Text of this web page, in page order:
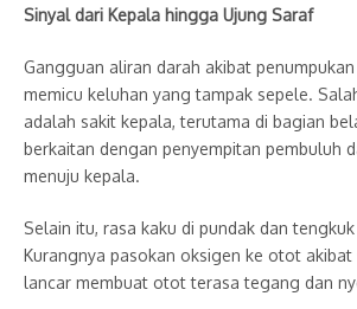
Sinyal dari Kepala hingga Ujung Saraf
Gangguan aliran darah akibat
memicu keluhan yang tampak sepele.
adalah sakit kepala, terutama di bagian
berkaitan dengan penyempitan pembuluh
menuju kepala.
Selain itu, rasa kaku di pundak dan
Kurangnya pasokan oksigen ke otot
lancar membuat otot terasa tegang dan